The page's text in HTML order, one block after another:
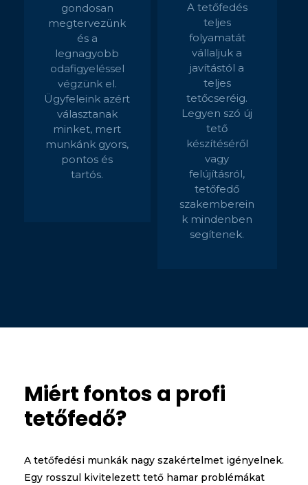
gondosan
megtervezünk
és a
legnagyobb
odafigyeléssel
végzünk el.
Ügyfeleink azért
választanak
minket, mert
munkánk gyors,
pontos és
tartós.
A tetőfedés
teljes
folyamatát
vállaljuk a
javítástól a
teljes
tetőcseréig.
Legyen szó új
tető
készítéséről
vagy
felújításról,
tetőfedő
szakemberein
k mindenben
segítenek.
Miért fontos a profi
tetőfedő?
A tetőfedési munkák nagy szakértelmet igényelnek.
Egy rosszul kivitelezett tető hamar problémákat